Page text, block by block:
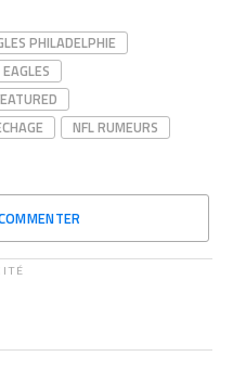
PHILADELPHIE
NFL RUMEURS